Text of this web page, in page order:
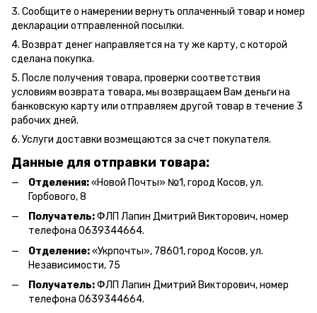
3. Сообщите о намерении вернуть оплаченный товар и номер
декларации отправленной посылки.
4. Возврат денег направляется на ту же карту, с которой
сделана покупка.
5. После получения товара, проверки соответствия
условиям возврата товара, мы возвращаем Вам деньги на
банковскую карту или отправляем другой товар в течение 3
рабочих дней.
6. Услуги доставки возмещаются за счет покупателя.
Данные для отправки товара:
Отделения:«Новой Почты» №1, город Косов,ул.
Горбового, 8
Получатель:ФЛП Лапин Дмитрий Викторович, номер
телефона 0639344664.
Отделение:«Укрпочты», 78601, город Косов, ул.
Независимости, 75
Получатель:ФЛП Лапин Дмитрий Викторович, номер
телефона 0639344664.